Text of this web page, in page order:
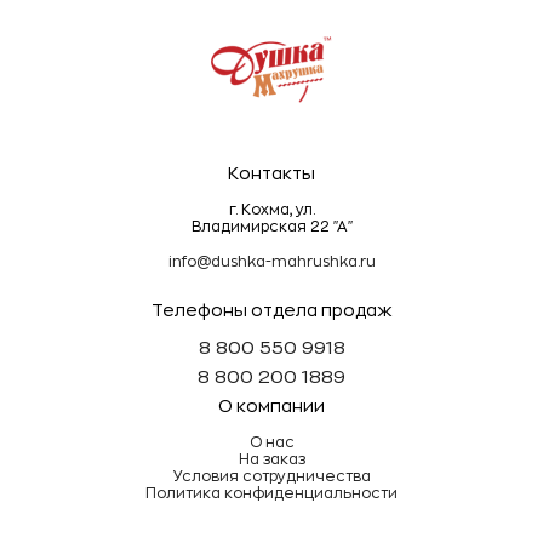
Контакты
г. Кохма, ул.
Владимирская 22 "А"
info@dushka-mahrushka.ru
Телефоны отдела продаж
8 800 550 9918
8 800 200 1889
О компании
О нас
На заказ
Условия сотрудничества
Политика конфиденциальности